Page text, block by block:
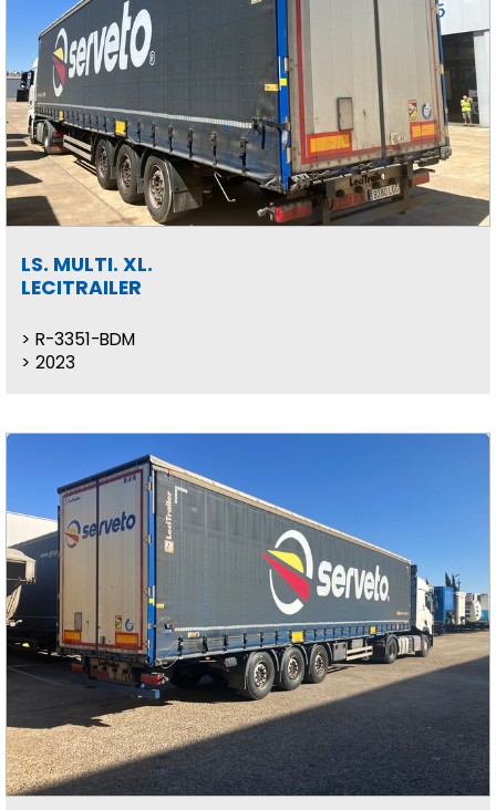
LS. MULTI. XL.
LECITRAILER
R-3351-BDM
2023